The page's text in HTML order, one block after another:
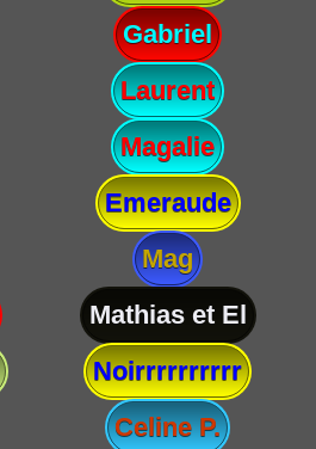
Gabriel
Laurent
Magalie
Emeraude
Mag
Mathias et El
Noirrrrrrrrrr
Celine P.